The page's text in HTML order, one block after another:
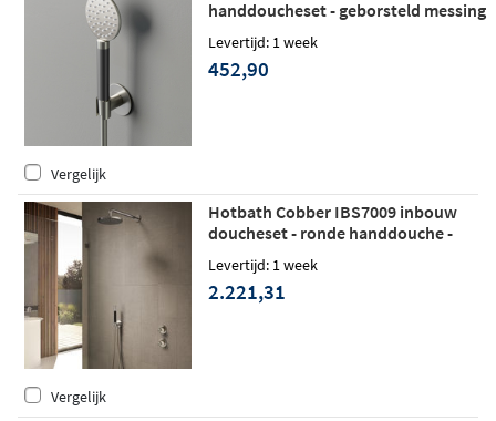
handdoucheset - geborsteld messing
Levertijd: 1 week
452,90
Vergelijk
Hotbath Cobber IBS7009 inbouw
doucheset - ronde handdouche -
20cm hoofddouche - wandarm -
wandhouder - geborsteld messing
Levertijd: 1 week
2.221,31
Vergelijk